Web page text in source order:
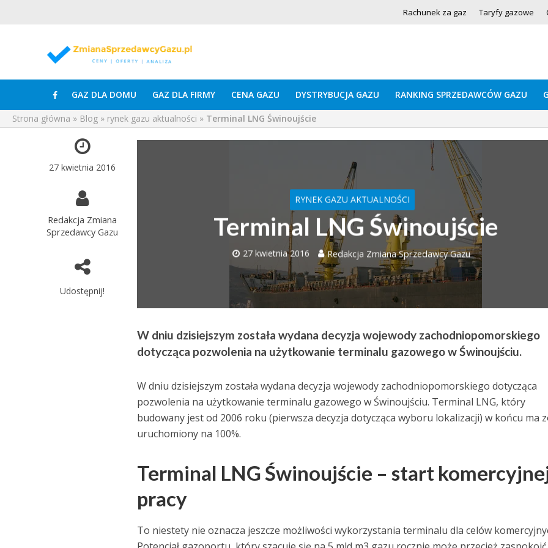
Rachunek za gaz Taryfy gazowe
GAZ DLA DOMU GAZ DLA FIRMY CENA GAZU DYSTRYBUCJA GAZU RANKING SPRZEDAWCÓW GAZU
Strona główna » Blog » rynek gazu aktualności » Terminal LNG Świnoujście
27 kwietnia 2016
Redakcja Zmiana
Sprzedawcy Gazu
Udostępnij!
RYNEK GAZU AKTUALNOŚCI
Terminal LNG Świnoujście
27 kwietnia 2016 Redakcja Zmiana Sprzedawcy Gazu
W dniu dzisiejszym została wydana decyzja wojewody zachodniopomorskiego
dotycząca pozwolenia na użytkowanie terminalu gazowego w Świnoujściu.
W dniu dzisiejszym została wydana decyzja wojewody zachodniopomorskiego dotycząca
pozwolenia na użytkowanie terminalu gazowego w Świnoujściu. Terminal LNG, który
budowany jest od 2006 roku (pierwsza decyzja dotycząca wyboru lokalizacji) w końcu ma
uruchomiony na 100%.
Terminal LNG Świnoujście – start
pracy
To niestety nie oznacza jeszcze możliwości wykorzystania terminalu dla celów